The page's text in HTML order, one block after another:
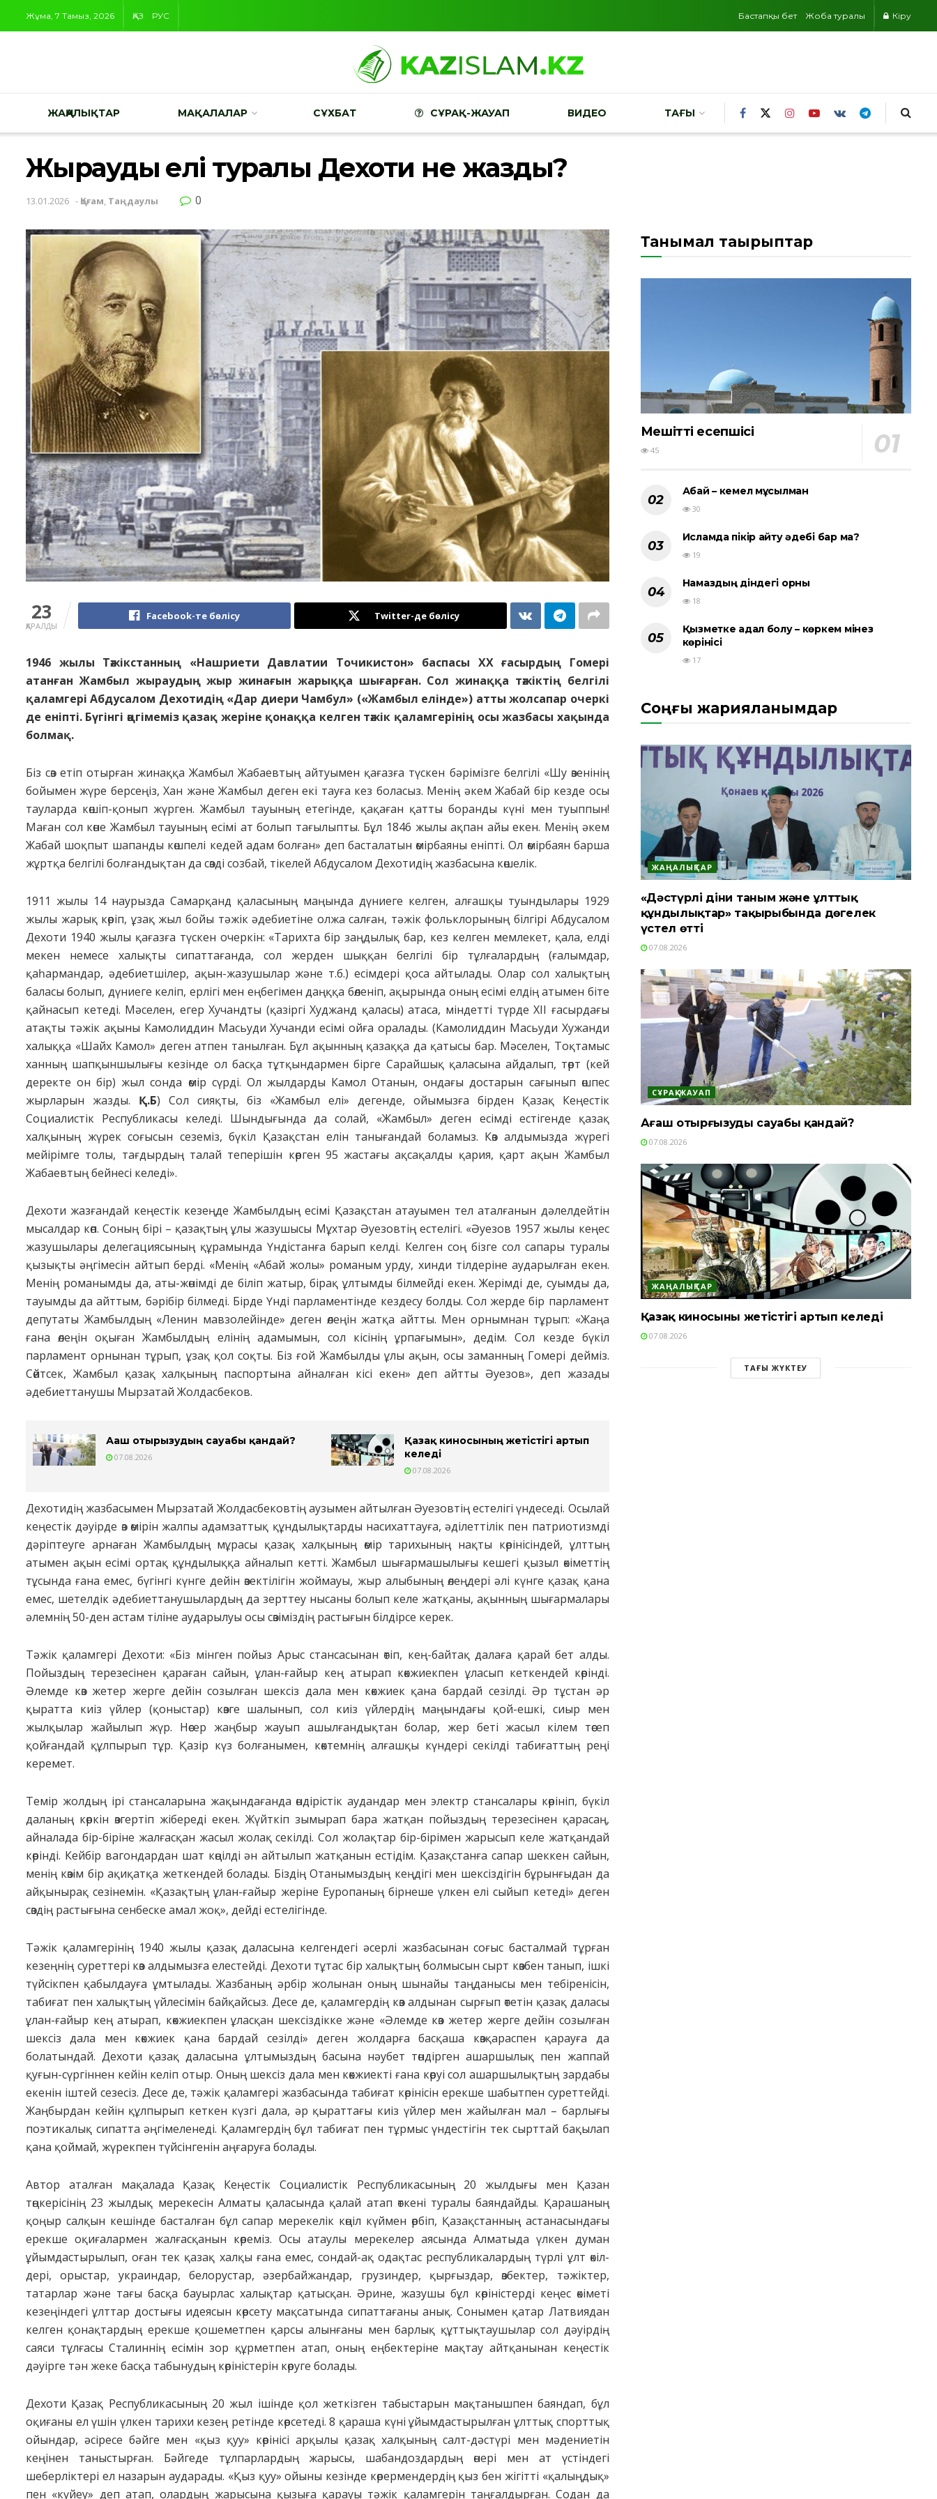
Жұма, 7 Тамыз, 2026 ҚАЗ РУС Бастапқы бет Жоба туралы Кіру
ЖАҢАЛЫҚТАР МАҚАЛАЛАР СҰХБАТ СҰРАҚ-ЖАУАП ВИДЕО ТАҒЫ
Жыраудың елі туралы Дехоти не жазды?
13.01.2026 - Қоғам, Таңдаулы 0
23
ҚАРАЛДЫ
Facebook-те бөлісу Twitter-де бөлісу
1946 жылы Тәжікстанның «Нашриети Давлатии Точикистон» баспасы XX ғасырдың Гомері
атанған Жамбыл жыраудың жыр жинағын жарыққа шығарған. Сол жинаққа тәжіктің белгілі
қаламгері Абдусалом Дехотидің «Дар диери Чамбул» («Жамбыл елінде») атты жолсапар очеркі
де еніпті. Бүгінгі әңгімеміз қазақ жеріне қонаққа келген тәжік қаламгерінің осы жазбасы хақында
болмақ.
Біз сөз етіп отырған жинаққа Жамбыл Жабаевтың айтуымен қағазға түскен бәрімізге белгілі «Шу өзенінің
бойымен жүре берсеңіз, Хан және Жамбыл деген екі тауға кез боласыз. Менің әкем Жабай бір кезде осы
тауларда көшіп-қонып жүрген. Жамбыл тауының етегінде, қақаған қатты боранды күні мен туыппын!
Маған сол көне Жамбыл тауының есімі ат болып тағылыпты. Бұл 1846 жылы ақпан айы екен. Менің әкем
Жабай шоқпыт шапанды көшпелі кедей адам болған» деп басталатын өмірбаяны еніпті. Ол өмірбаян барша
жұртқа белгілі болғандықтан да сөзді соз­бай, тікелей Абдусалом Дехотидің жазбасына көшелік.
1911 жылы 14 наурызда Самарқанд қаласының маңында дүниеге келген, алғашқы туындылары 1929
жылы жарық көріп, ұзақ жыл бойы тәжік әдебиетіне олжа салған, тәжік фольклорының білгірі Абдусалом
Дехоти 1940 жылы қағазға түскен очеркін: «Тарихта бір заңдылық бар, кез келген мемлекет, қала, елді
мекен немесе халықты сипаттағанда, сол жерден шыққан белгілі бір тұлғалардың (ғалымдар,
қаһармандар, әдебиетшілер, ақын-жазушылар және т.б.) есімдері қоса айтылады. Олар сол халықтың
баласы болып, дүниеге келіп, ерлігі мен еңбегімен даңққа бөленіп, ақырында оның есімі елдің атымен біте
қайнасып кетеді. Мәселен, егер Хучандты (қазіргі Худжанд қаласы) атаса, міндетті түрде XІІ ғасырдағы
атақты тәжік ақыны Камолиддин Масьуди Хучанди есімі ойға оралады. (Камолиддин Масьуди Хужанди
халыққа «Шайх Камол» деген атпен танылған. Бұл ақынның қазаққа да қатысы бар. Мәселен, Тоқтамыс
ханның шапқыншылығы кезінде ол басқа тұтқындармен бірге Сарайшық қаласына айдалып, төрт (кей
деректе он бір) жыл сонда өмір сүрді. Ол жылдарды Камол Отанын, ондағы достарын сағынып өшпес
жырларын жазды. Қ.Б) Сол сияқты, біз «Жамбыл елі» дегенде, ойымызға бірден Қазақ Кеңестік
Социалистік Республикасы келеді. Шындығында да солай, «Жамбыл» деген есімді естігенде қазақ
халқының жүрек соғысын сеземіз, бүкіл Қазақстан елін танығандай боламыз. Көз алдымызда жүрегі
мейірімге толы, тағдырдың талай теперішін көрген 95 жастағы ақсақалды қария, қарт ақын Жамбыл
Жабаевтың бейнесі келеді».
Дехоти жазғандай кеңестік кезеңде Жамбылдың есімі Қазақстан атауымен тел аталғанын дәлелдейтін
мысалдар көп. Соның бірі – қазақтың ұлы жазушысы Мұхтар Әуезовтің естелігі. «Әуезов 1957 жылы кеңес
жазушылары делегациясының құрамында Үндістанға барып келді. Келген соң бізге сол сапары туралы
қызықты әңгімесін айтып берді. «Менің «Абай жолы» романым урду, хинди тілдеріне аударылған екен.
Менің романымды да, аты-жөнімді де біліп жатыр, бірақ ұлтымды білмейді екен. Жерімді де, суымды да,
тауымды да айттым, бәрібір білмеді. Бірде Үнді парламентінде кездесу болды. Сол жерде бір парламент
депутаты Жамбылдың «Ленин мавзолейінде» деген өлеңін жатқа айтты. Мен орнымнан тұрып: «Жаңа
ғана өлеңін оқыған Жамбылдың елінің адамымын, сол кісінің ұрпағымын», дедім. Сол кезде бүкіл
парламент орнынан тұрып, ұзақ қол соқты. Біз ғой Жамбылды ұлы ақын, осы заманның Гомері дейміз.
Сөйтсек, Жамбыл қазақ халқының пас­портына айналған кісі екен» деп айтты Әуезов», деп жазады
әдебиеттанушы Мырзатай Жолдасбеков.
Ағаш отырғызудың сауабы қандай?
07.08.2026
Қазақ киносының жетістігі артып
келеді
07.08.2026
Дехотидің жазбасымен Мырзатай Жолдасбековтің аузымен айтылған Әуезовтің естелігі үндеседі. Осылай
кеңес­тік дәуірде өз өмірін жалпы адамзаттық құндылықтарды насихаттауға, әділеттілік пен патриотизмді
дәріптеуге арнаған Жамбылдың мұрасы қазақ халқының өмір тарихының нақты көрінісіндей, ұлттың
атымен ақын есімі ортақ құндылыққа айналып кетті. Жамбыл шығармашылығы кешегі қызыл өкіметтің
тұсында ғана емес, бүгінгі күнге дейін өзектілігін жоймауы, жыр алыбының өлеңдері әлі күнге қазақ қана
емес, шетелдік әдебиеттанушылардың да зерттеу нысаны болып келе жатқаны, ақынның шығармалары
әлемнің 50-ден астам тіліне аударылуы осы сөзіміздің растығын білдірсе керек.
Тәжік қаламгері Дехоти: «Біз мінген пойыз Арыс стансасынан өтіп, кең-бай­тақ далаға қарай бет алды.
Пойыздың терезесінен қараған сайын, ұлан-ғайыр кең атырап көкжиекпен ұласып кеткендей көрінді.
Әлемде көз жетер жерге дейін созылған шексіз дала мен көкжиек қана бардай сезілді. Әр тұстан әр
қыратта киіз үйлер (қоныстар) көзге шалынып, сол киіз үйлердің маңындағы қой-ешкі, сиыр мен
жылқылар жайылып жүр. Нөсер жаңбыр жауып ашылғандықтан болар, жер беті жасыл кілем төсеп
қойғандай құлпырып тұр. Қазір күз болғанымен, көктемнің алғашқы күндері секілді табиғаттың реңі
керемет.
Темір жолдың ірі стансаларына жақын­дағанда өндірістік аудандар мен электр стансалары көрініп, бүкіл
даланың көркін өзгертіп жібереді екен. Жүйткіп зымырап бара жатқан пойыздың терезесінен қарасаң,
айналада бір-біріне жалғасқан жасыл жолақ секілді. Сол жолақтар бір-бірімен жарысып келе жатқандай
көрінді. Кейбір вагондардан шат көңілді ән айтылып жатқанын естідім. Қазақстанға сапар шеккен сайын,
менің көзім бір ақиқатқа жеткендей болады. Біздің Отанымыздың кеңдігі мен шексіздігін бұрынғыдан да
айқынырақ сезінемін. «Қазақтың ұлан-ғайыр жеріне Еуропаның бірнеше үлкен елі сыйып кетеді» деген
сөздің растығына сенбеске амал жоқ», дейді естелігінде.
Тәжік қаламгерінің 1940 жылы қазақ даласына келгендегі әсерлі жазбасынан соғыс басталмай тұрған
кезеңнің суреттері көз алдымызға елестейді. Дехоти тұтас бір халықтың болмысын сырт көзбен танып, ішкі
түйсікпен қабылдауға ұмтылады. Жазбаның әрбір жолынан оның шынайы таңданысы мен тебіренісін,
табиғат пен халықтың үйлесімін байқайсыз. Десе де, қаламгердің көз алдынан сырғып өтетін қазақ даласы
ұлан-ғайыр кең атырап, көкжиекпен ұласқан шексіздікке және «Әлемде көз жетер жерге дейін созылған
шексіз дала мен көкжиек қана бардай сезілді» деген жолдарға басқаша көзқараспен қарауға да
болатындай. Дехоти қазақ даласына ұлтымыздың басына нәубет төндірген ашаршылық пен жаппай
қуғын-сүргіннен кейін келіп отыр. Оның шексіз дала мен көкжиекті ғана көруі сол ашаршылықтың зардабы
екенін іштей сезесіз. Десе де, тәжік қаламгері жазбасында табиғат көрінісін ерекше шабытпен суреттейді.
Жаңбырдан кейін құлпырып кеткен күзгі дала, әр қыраттағы киіз үйлер мен жайылған мал – барлығы
поэтикалық сипатта әңгімеленеді. Қаламгердің бұл табиғат пен тұрмыс үндестігін тек сырттай бақылап
қана қоймай, жүрекпен түйсінгенін аңғаруға болады.
Автор аталған мақалада Қазақ Кеңестік Социалистік Республикасының 20 жылды­ғы мен Қазан
төңкерісінің 23 жылдық мерекесін Алматы қаласында қалай атап өткені туралы баяндайды. Қарашаның
қоңыр салқын кешінде басталған бұл сапар мерекелік көңіл күймен өрбіп, Қазақстанның астанасындағы
ерекше оқиғалармен жалғасқанын көреміз. Осы атаулы мерекелер аясында Алматыда үлкен думан
ұйымдастырылып, оған тек қазақ халқы ғана емес, сондай-ақ одақтас республикалардың түрлі ұлт өкіл­
дері, орыстар, украиндар, белорус­тар, әзербайжандар, грузиндер, қырғыз­дар, өзбектер, тәжіктер,
татарлар және тағы басқа бауырлас халықтар қатысқан. Әрине, жазушы бұл көріністерді кеңес өкіметі
кезеңіндегі ұлттар достығы идея­сын көрсету мақсатында сипаттағаны анық. Сонымен қатар Латвиядан
келген қонақтардың ерекше қошеметпен қарсы алынғаны мен барлық құттықтаушылар сол дәуірдің
саяси тұлғасы Сталиннің есімін зор құрметпен атап, оның еңбектеріне мақтау айтқанынан кеңестік
дәуірге тән жеке басқа табынудың көріністерін көруге болады.
Дехоти Қазақ Республикасының 20 жыл ішінде қол жеткізген табыстарын мақтанышпен баяндап, бұл
оқиғаны ел үшін үлкен тарихи кезең ретінде көрсетеді. 8 қараша күні ұйымдастырылған ұлттық спорттық
ойындар, әсіресе бәйге мен «қыз қуу» көрінісі арқылы қазақ халқының салт-дәстүрі мен мәдениетін
кеңінен та­ныстырған. Бәйгеде тұлпарлардың жарысы, шабандоздардың өнері мен ат үстіндегі
шеберліктері ел назарын аударады. «Қыз қуу» ойыны кезінде көрермендердің қыз бен жігітті «қалыңдық»
пен «күйеу» деп атап, олардың жарысына қызыға қарауы тәжік қаламгерін таңғалдырған. Содан да
Танымал тақырыптар
Мешіттің есепшісі
45
Абай – кемел мұсылман
30
Исламда пікір айту әдебі бар ма?
19
Намаздың діндегі орны
18
Қызметке адал болу – көркем мінез
көрінісі
17
Соңғы жарияланымдар
ЖАҢАЛЫҚТАР
«Дәстүрлі діни таным және ұлттық
құндылықтар» тақырыбында дөңгелек
үстел өтті
07.08.2026
СҰРАҚ-ЖАУАП
Ағаш отырғызудың сауабы қандай?
07.08.2026
ЖАҢАЛЫҚТАР
Қазақ киносының жетістігі артып келеді
07.08.2026
ТАҒЫ ЖҮКТЕУ